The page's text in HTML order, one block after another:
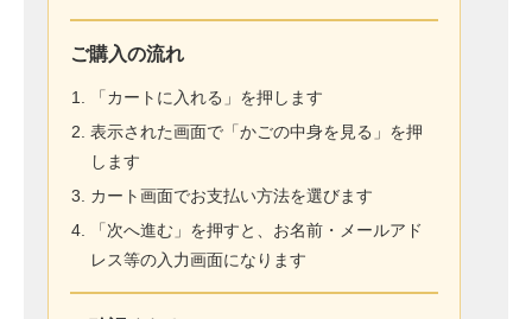
ご購入の流れ
「カートに入れる」を押します
表示された画面で「かごの中身を見る」を押
します
カート画面でお支払い方法を選びます
「次へ進む」を押すと、お名前・メールアド
レス等の入力画面になります